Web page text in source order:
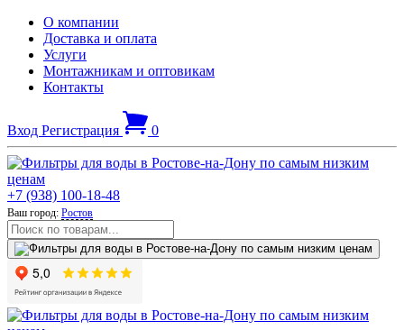
О компании
Доставка и оплата
Услуги
Монтажникам и оптовикам
Контакты
Вход Регистрация 0
+7 (938) 100-18-48
Ваш город: Ростов